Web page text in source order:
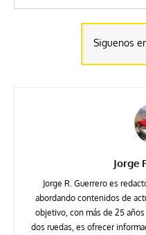
Siguenos
Jorge
Jorge R. Guerrero es
abordando contenidos de
objetivo, con más de 25
dos ruedas, es ofrecer